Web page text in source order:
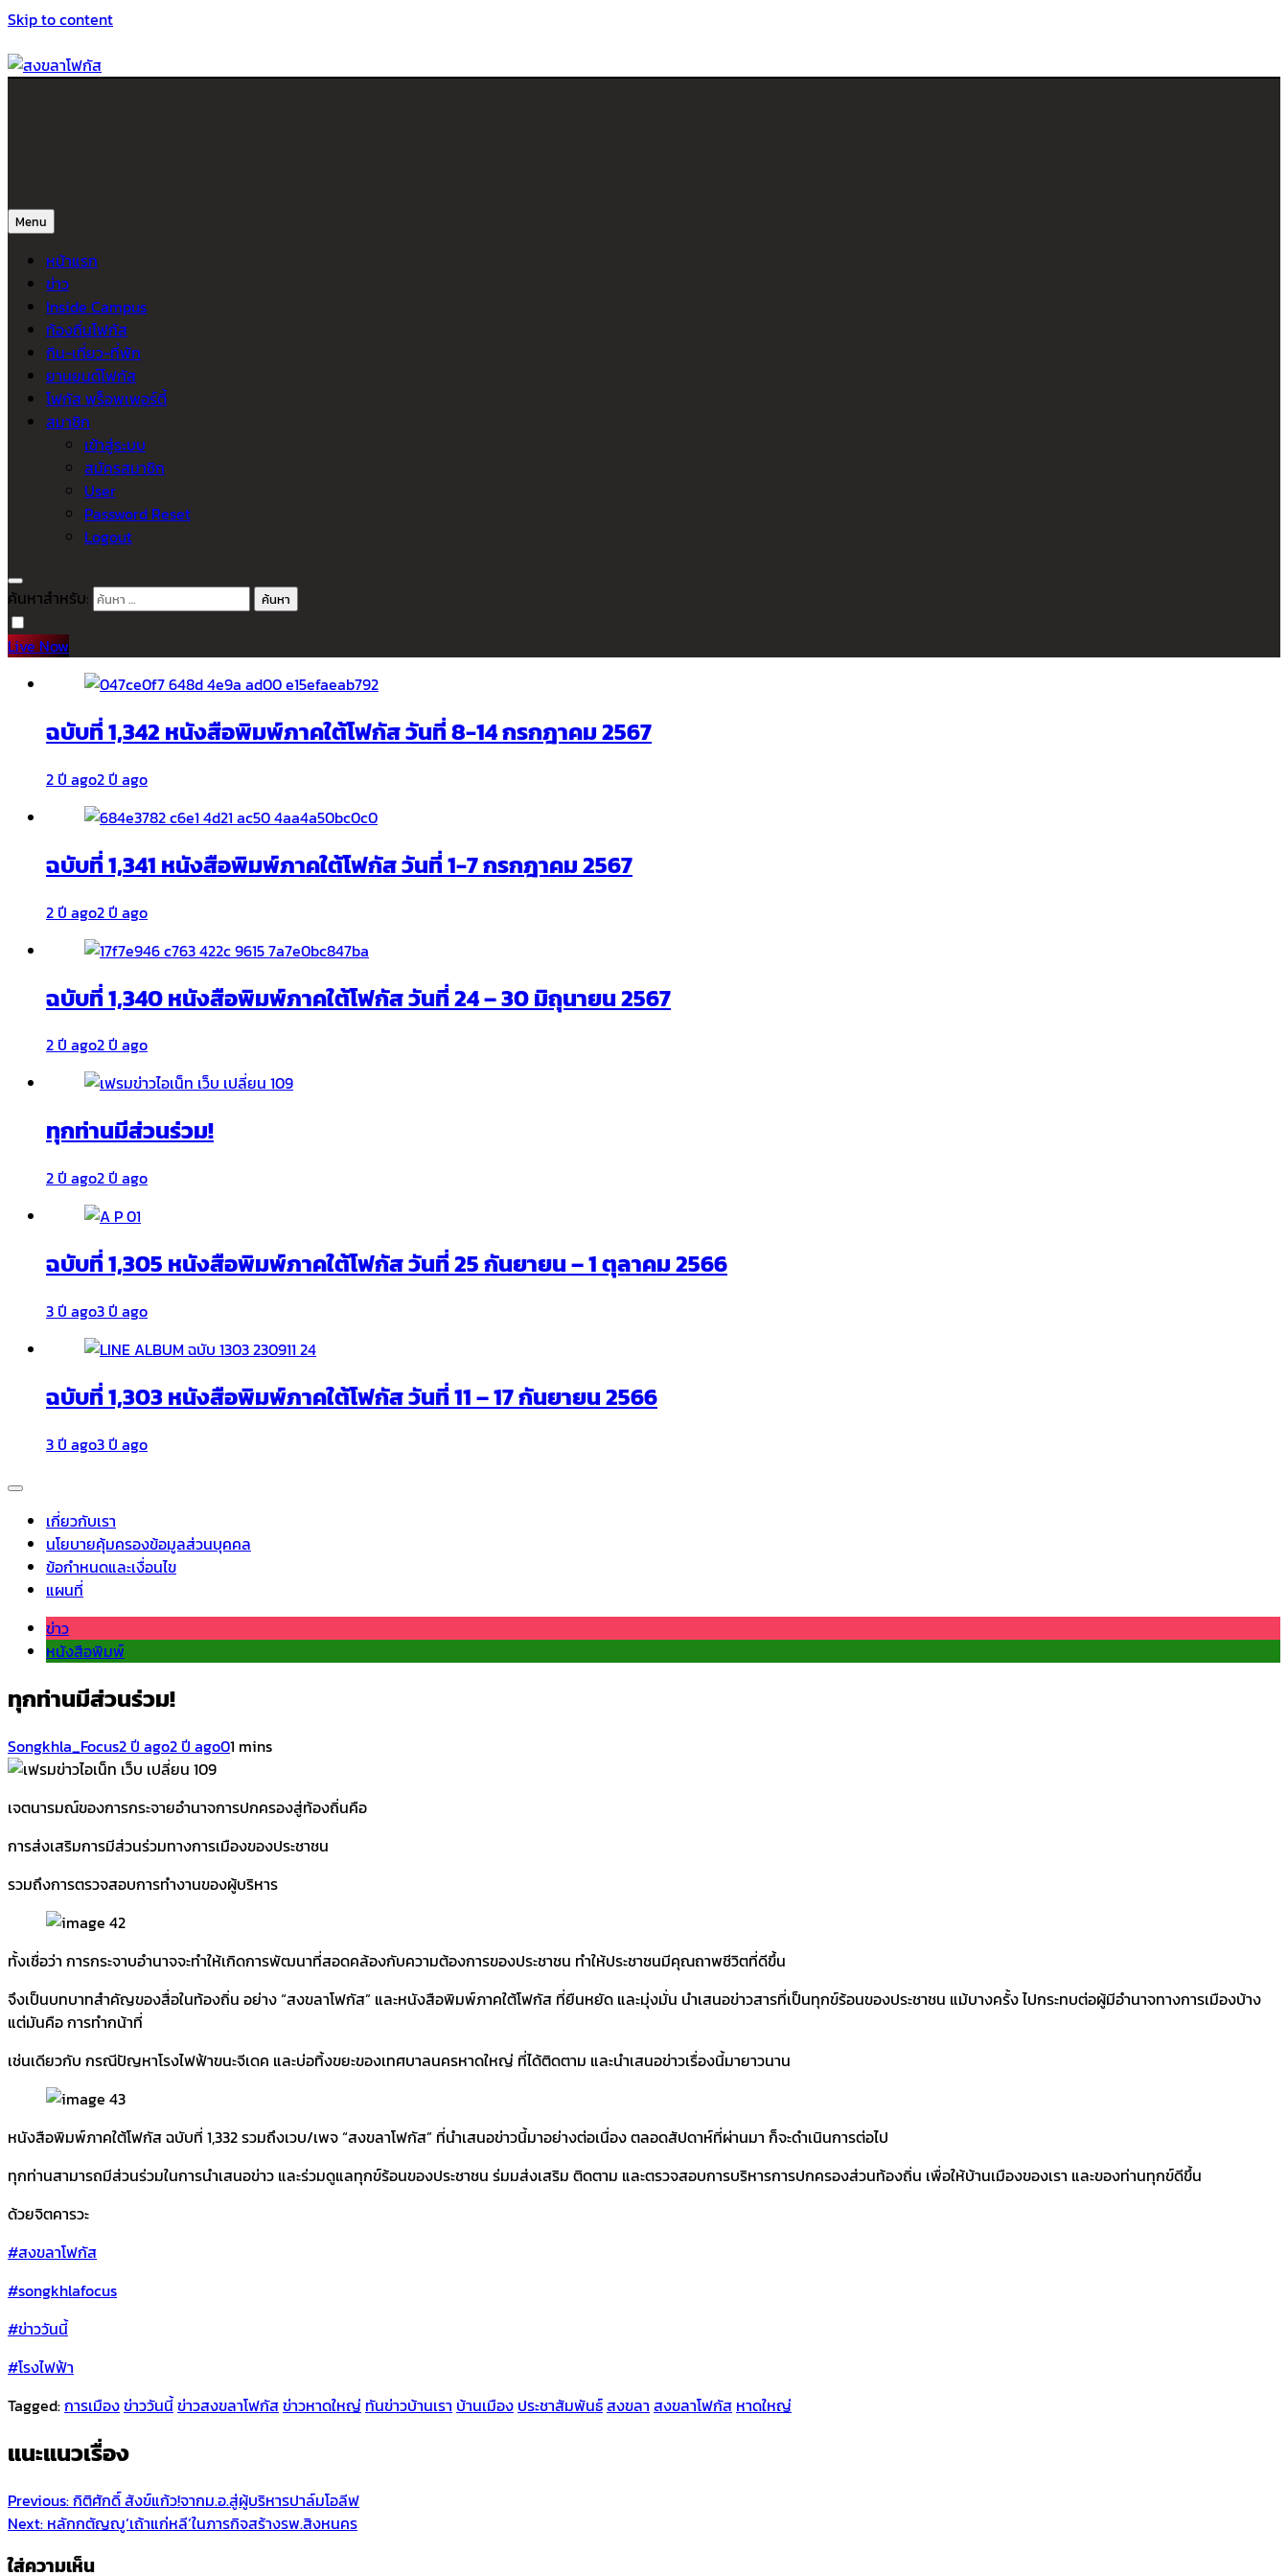
Skip to content
Menu
หน้าแรก
ข่าว
Inside Campus
ท้องถิ่นโฟกัส
กิน-เที่ยว-ที่พัก
ยานยนต์โฟกัส
โฟกัส พร็อพเพอร์ตี้
สมาชิก
เข้าสู่ระบบ
สมัครสมาชิก
User
Password Reset
Logout
ค้นหาสำหรับ:
Live Now
ฉบับที่ 1,342 หนังสือพิมพ์ภาคใต้โฟกัส วันที่ 8-14 กรกฎาคม 2567
2 ปี ago2 ปี ago
ฉบับที่ 1,341 หนังสือพิมพ์ภาคใต้โฟกัส วันที่ 1-7 กรกฎาคม 2567
2 ปี ago2 ปี ago
ฉบับที่ 1,340 หนังสือพิมพ์ภาคใต้โฟกัส วันที่ 24 – 30 มิถุนายน 2567
2 ปี ago2 ปี ago
ทุกท่านมีส่วนร่วม!
2 ปี ago2 ปี ago
ฉบับที่ 1,305 หนังสือพิมพ์ภาคใต้โฟกัส วันที่ 25 กันยายน – 1 ตุลาคม 2566
3 ปี ago3 ปี ago
ฉบับที่ 1,303 หนังสือพิมพ์ภาคใต้โฟกัส วันที่ 11 – 17 กันยายน 2566
3 ปี ago3 ปี ago
เกี่ยวกับเรา
นโยบายคุ้มครองข้อมูลส่วนบุคคล
ข้อกำหนดและเงื่อนไข
แผนที่
ข่าว
หนังสือพิมพ์
ทุกท่านมีส่วนร่วม!
Songkhla_Focus2 ปี ago2 ปี ago01 mins
เจตนารมณ์ของการกระจายอำนาจการปกครองสู่ท้องถิ่นคือ
การส่งเสริมการมีส่วนร่วมทางการเมืองของประชาชน
รวมถึงการตรวจสอบการทำงานของผู้บริหาร
ทั้งเชื่อว่า การกระจาบอำนาจจะทำให้เกิดการพัฒนาที่สอดคล้องกับความต้องการของประชาชน ทำให้ประชาชนมีคุณถาพชีวิตที่ดีขึ้น
จึงเป็นบทบาทสำคัญของสื่อในท้องถิ่น อย่าง “สงขลาโฟกัส” และหนังสือพิมพ์ภาคใต้โฟกัส ที่ยืนหยัด และมุ่งมั่น นำเสนอข่าวสารที่เป็นทุกข์ร้อนของประชาชน แม้บางครั้ง ไปกระทบต่อผู้มีอำนาจทางการเมืองบ้าง
แต่มันคือ การทำกน้าที่
เช่นเดียวกับ กรณีปัญหาโรงไฟฟ้าขนะจีเดค และบ่อทิ้งขยะของเทศบาลนครหาดใหญ่ ที่ได้ติดตาม และนำเสนอข่าวเรื่องนี้มายาวนาน
หนังสือพิมพ์ภาคใต้โฟกัส ฉบับที่ 1,332 รวมถึงเวบ/เพจ “สงขลาโฟกัส” ที่นำเสนอข่าวนี้มาอย่างต่อเนื่อง ตลอดสัปดาห์ที่ผ่านมา ก็จะดำเนินการต่อไป
ทุกท่านสามารถมีส่วนร่วมในการนำเสนอข่าว และร่วมดูแลทุกข์ร้อนของประชาชน ร่มมส่งเสริม ติดตาม และตรวจสอบการบริหารการปกครองส่วนท้องถิ่น เพื่อให้บ้านเมืองของเรา และของท่านทุกข์ดีขึ้น
ด้วยจิตคารวะ
#สงขลาโฟกัส
#songkhlafocus
#ข่าววันนี้
#โรงไฟฟ้า
Tagged:การเมืองข่าววันนี้ข่าวสงขลาโฟกัสข่าวหาดใหญ่ ทันข่าวบ้านเรา บ้านเมือง ประชาสัมพันธ์สงขลา สงขลาโฟกัส หาดใหญ่
แนะแนวเรื่อง
Previous:กิติศักดิ์ สังข์แก้ว!จากม.อ.สู่ผู้บริหารปาล์มโอลีฟ
Next: หลักกตัญญู‘เถ้าแก่หลี’ในภารกิจสร้างรพ.สิงหนคร
ใส่ความเห็น